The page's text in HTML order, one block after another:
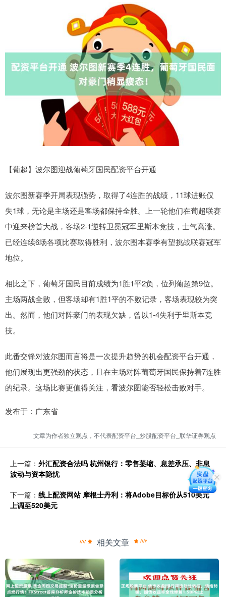
【葡超】波尔图迎战葡萄牙国民配资平台开通
波尔图新赛季开局表现强势，取得了4连胜的战绩，11球进账仅
失1球，无论是主场还是客场都保持全胜。上一轮他们在葡超联赛
中迎来榜首大战，客场2-1逆转卫冕冠军里斯本竞技，士气高涨。
已经连续6场各项比赛取得胜利，波尔图本赛季有望挑战联赛冠军
地位。
相比之下，葡萄牙国民目前成绩为1胜1平2负，位列葡超第9位。
主场两战全败，但客场却有1胜1平的不败记录，客场表现较为突
出。然而，他们对阵豪门的表现欠缺，曾以1-4失利于里斯本竞
技。
此番交锋对波尔图而言将是一次提升趋势的机会配资平台开通，
他们展现出更强劲的状态，且在主场对阵葡萄牙国民保持着7连胜
的纪录。这场比赛更值得关注，看波尔图能否轻松击败对手。
发布于：广东省
文章为作者独立观点，不代表配资平台_炒股配资平台_联华证券观点
上一篇： 外汇配资合法吗 杭州银行：零售萎缩、息差承压、非息
波动与资本隐忧
下一篇： 线上配资网站 摩根士丹利：将Adobe目标价从510美元
上调至520美元
相关文章